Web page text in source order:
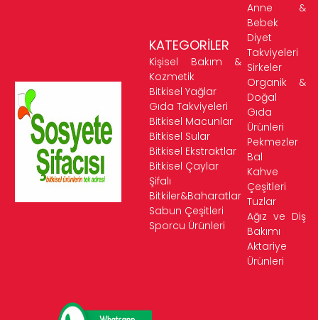
KATEGORİLER
Kişisel Bakım &
Kozmetik
Bitkisel Yağlar
Gıda Takviyeleri
Bitkisel Macunlar
Bitkisel Sular
Bitkisel Ekstraktlar
Bitkisel Çaylar
Şifalı
Bitkiler&Baharatlar
Sabun Çeşitleri
Sporcu Ürünleri
Anne &
Bebek
Diyet
Takviyeleri
Sirkeler
Organik &
Doğal
Gıda
Ürünleri
Pekmezler
Bal
Kahve
Çeşitleri
Tuzlar
Ağız ve Diş
Bakımı
Aktariye
Ürünleri